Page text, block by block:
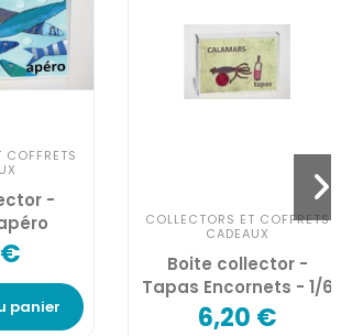
COFFRETS
-
panier
COLLECTORS ET COFFRETS
CADEAUX
Boite collector -
Tapas Encornets - 1/6
6,20 €